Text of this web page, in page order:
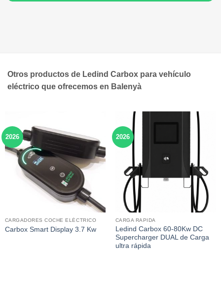
Otros productos de Ledind Carbox para vehículo
eléctrico que ofrecemos en Balenyà
2026
CARGADORES COCHE ELÉCTRICO
Carbox Smart Display 3.7 Kw
2026
CARGA RAPIDA
Ledind Carbox 60-80Kw DC
Supercharger DUAL de Carga
ultra rápida